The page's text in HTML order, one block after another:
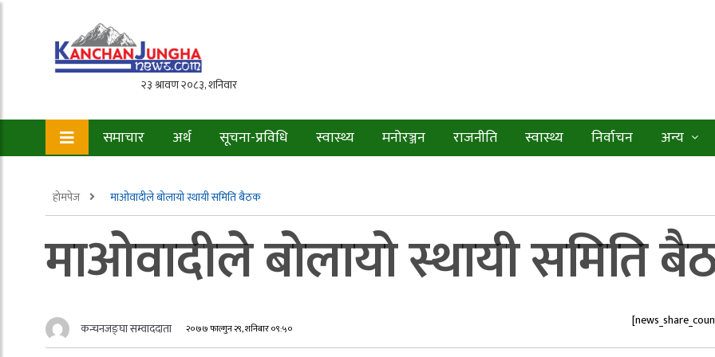
समाचार अर्थ सूचना-प्रविधि स्वास्थ्य मनोरञ्जन राजनीति स्वास्थ्य निर्वाचन अन्य
होमपेज माओवादीले बोलायो स्थायी समिति बैठक
माओवादीले बोलायो स्थायी समिति
कन्चनजङ्घा सम्वाददाता २०७७ फाल्गुन २९, शनिबार ०९:५०